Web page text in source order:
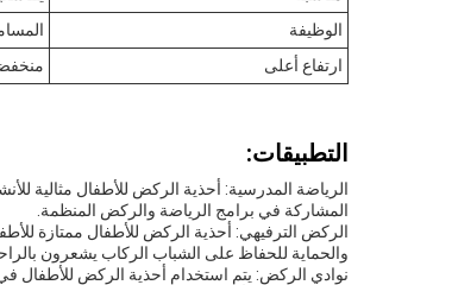
الوظيفة
ارتفاع أعلى
التطبيقات:
الرياضة المدرسية: أحذية الركض للأطفال مثالية
المشاركة في برامج الرياضة والركض المنظمة.
الركض الترفيهي: أحذية الركض للأطفال ممتازة
والحماية للحفاظ على الشباب الركاب يشعرون
نوادي الركض: يتم استخدام أحذية الركض للأطفال